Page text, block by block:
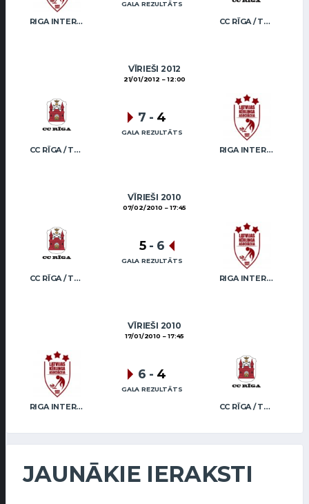
RIGA INTERNATIONAL CURLING CLUB / GRAY CC RĪGA / TRUKŠĀNS
GALA REZULTĀTS
VĪRIEŠI 2012
21/01/2012 12:00
CC RĪGA / TRUKŠĀNS RIGA INTERNATIONAL CURLING CLUB / GRAY
7 - 4
GALA REZULTĀTS
VĪRIEŠI 2010
07/02/2010 17:45
CC RĪGA / TRUKŠĀNS RIGA INTERNATIONAL CURLING CLUB / GRAY
5 - 6
GALA REZULTĀTS
VĪRIEŠI 2010
17/01/2010 17:45
RIGA INTERNATIONAL CURLING CLUB / GRAY CC RĪGA / TRUKŠĀNS
6 - 4
GALA REZULTĀTS
JAUNĀKIE IERAKSTI